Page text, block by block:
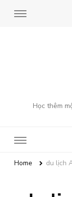
Học thêm
Home du lịch